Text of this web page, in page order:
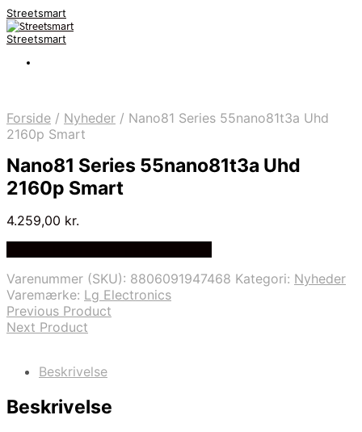
Streetsmart
Streetsmart
Forside / Nyheder / Nano81 Series 55nano81t3a Uhd
2160p Smart
Nano81 Series 55nano81t3a Uhd
2160p Smart
4.259,00 kr.
Varenummer (SKU): 8806091947468 Kategori: Nyheder
Varemærke: Lg Electronics
Previous Product
Next Product
Beskrivelse
Beskrivelse